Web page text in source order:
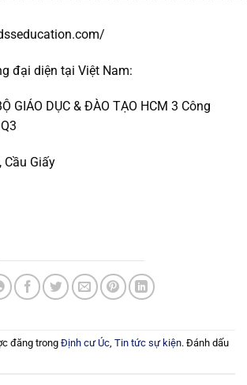
đại diện tại Việt Nam:
GIÁO DỤC & ĐÀO TẠO HCM 3 Công
Cầu Giấy
đăng trong Định cư Úc, Tin tức sự kiện. Đánh dấu